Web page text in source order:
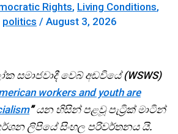
Rights, Living Conditions,
politics / August 3, 2026
වෙබ් අඩවියේ (WSWS)
workers and youth are
”යන හිසින් පළවූපැට්‍රික් මාටින්
ලිපියේ සිංහල පරිවර්තනය යි.